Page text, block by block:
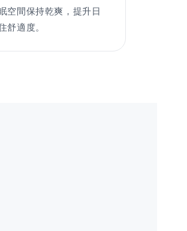
空間保持乾爽，提升日
舒適度。